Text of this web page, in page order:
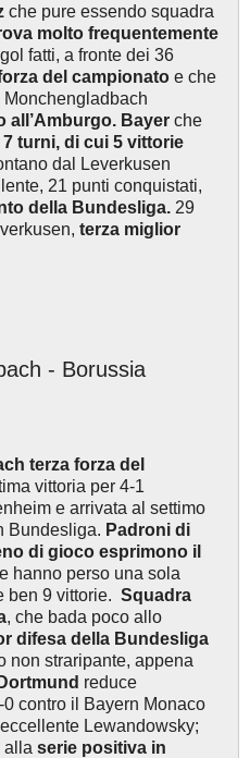
che pure essendo squadra
molto frequentemente
fatti, a fronte dei 36
del campionato e che
all’Amburgo. Bayer che
turni, di cui 5 vittorie
dal Leverkusen
21 punti conquistati,
della Bundesliga. 29
terza miglior
- Borussia
terza forza del
vittoria per 4-1
e arrivata al settimo
Bundesliga. Padroni di
di gioco esprimono il
hanno perso una sola
ben 9 vittorie. Squadra
, che bada poco allo
difesa della Bundesliga
non straripante, appena
reduce
contro il Bayern Monaco
Lewandowsky;
alla serie positiva in